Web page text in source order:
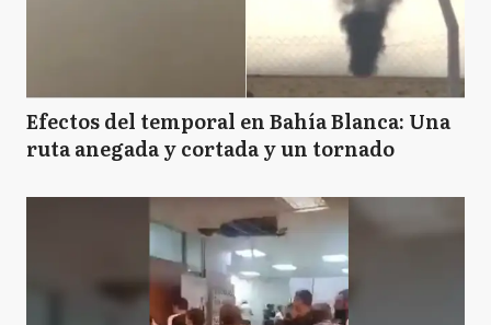
Efectos del temporal en Bahía Blanca: Una
ruta anegada y cortada y un tornado